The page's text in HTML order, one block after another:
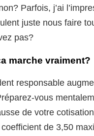
Parfois, j’ai
juste nous faire
pas?
marche vraiment?
responsable
vous
de votre cotisation
de 3,50